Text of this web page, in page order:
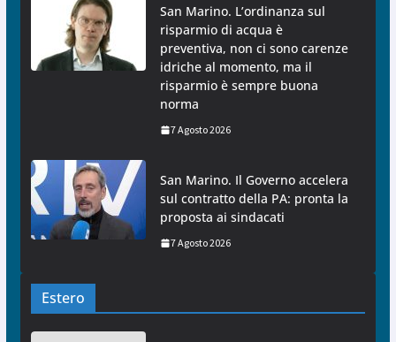
San Marino. L’ordinanza sul
risparmio di acqua è
preventiva, non ci sono carenze
idriche al momento, ma il
risparmio è sempre buona
norma
7 Agosto 2026
San Marino. Il Governo accelera
sul contratto della PA: pronta la
proposta ai sindacati
7 Agosto 2026
Estero